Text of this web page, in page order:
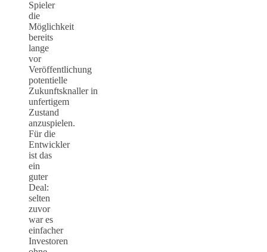
Spieler
die
Möglichkeit
bereits
lange
vor
Veröffentlichung
potentielle
Zukunftsknaller in
unfertigem
Zustand
anzuspielen.
Für die
Entwickler
ist das
ein
guter
Deal:
selten
zuvor
war es
einfacher
Investoren